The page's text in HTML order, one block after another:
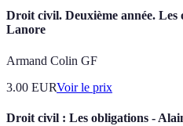
Droit civil. Deuxième année.
Lanore
Armand Colin GF
3.00 EURVoir le prix
Droit civil : Les obligations -